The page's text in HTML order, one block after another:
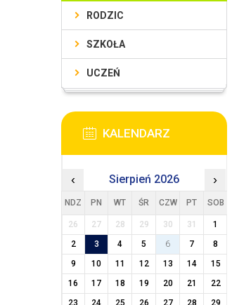
RODZIC
SZKOŁA
UCZEŃ
KALENDARZ
‹ Sierpień 2026 ›
NDZ PN WT ŚR CZW PT SOB
26 27 28 29 30 31
1
2
3 4 5 6 7
8
9
10 11 12 13 14
15
16
17 18 19 20 21
22
23
24 25 26 27 28
29